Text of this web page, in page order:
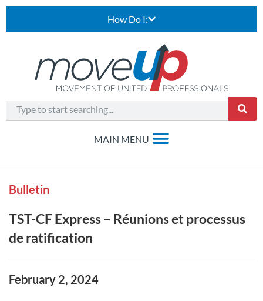
How Do I:
Bulletin
TST-CF Express – Réunions et processus
de ratification
February 2, 2024